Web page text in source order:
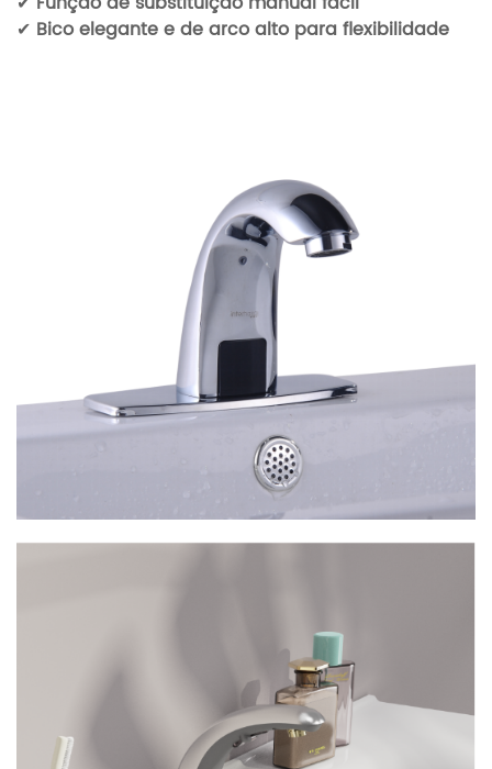
✔ Bico elegante e de arco alto para flexibilidade